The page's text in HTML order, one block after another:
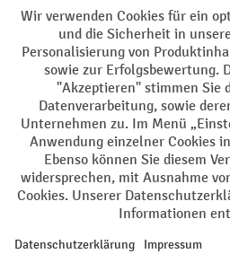
Impressum
Barrierefreiheit Grounding
Alle Preise exkl. gesetzl.
Nachnahmegebühren, wenn nicht
¹ Der Rabatt gilt so lange der Vorrat
oder Gutscheinen ist nicht möglich. | ²